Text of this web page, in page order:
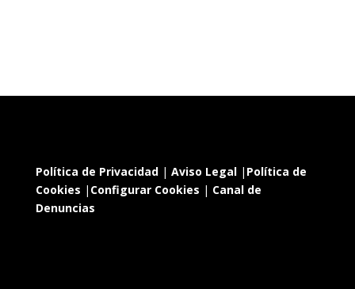
Política de Privacidad| Aviso Legal| Política de
Cookies | Configurar Cookies | Canal de
Denuncias